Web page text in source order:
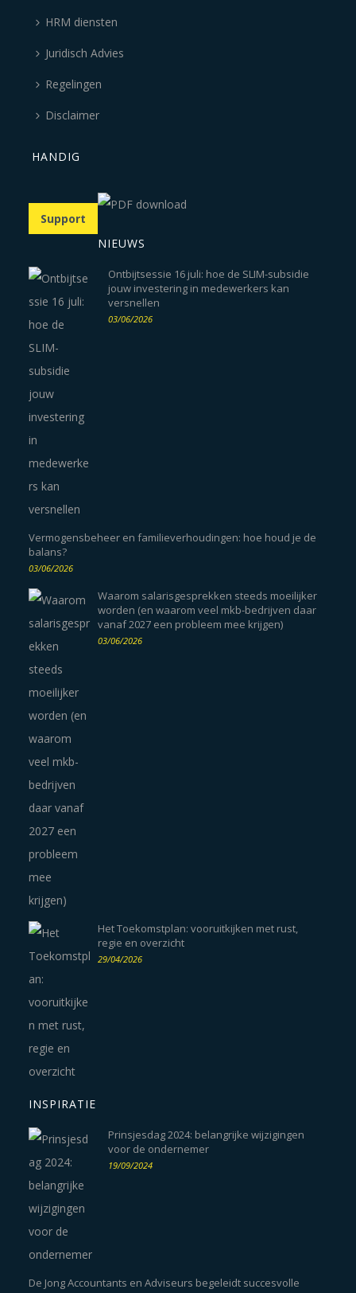
HRM diensten
Juridisch Advies
Regelingen
Disclaimer
HANDIG
Support
NIEUWS
Ontbijtsessie 16 juli: hoe de SLIM-subsidie
jouw investering in medewerkers kan
versnellen
03/06/2026
Vermogensbeheer en familieverhoudingen: hoe houd je de
balans?
03/06/2026
Waarom salarisgesprekken steeds moeilijker
worden (en waarom veel mkb-bedrijven daar
vanaf 2027 een probleem mee krijgen)
03/06/2026
Het Toekomstplan: vooruitkijken met rust,
regie en overzicht
29/04/2026
INSPIRATIE
Prinsjesdag 2024: belangrijke wijzigingen
voor de ondernemer
19/09/2024
De Jong Accountants en Adviseurs begeleidt succesvolle